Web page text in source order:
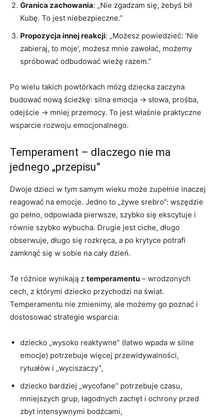
Granica zachowania: „Nie zgadzam się, żebyś bił
Kubę. To jest niebezpieczne.”
Propozycja innej reakcji: „Możesz powiedzieć: ‘Nie
zabieraj, to moje’, możesz mnie zawołać, możemy
spróbować odbudować wieżę razem.”
Po wielu takich powtórkach mózg dziecka zaczyna
budować nową ścieżkę: silna emocja → słowa, prośba,
odejście → mniej przemocy. To jest właśnie praktyczne
wsparcie rozwoju emocjonalnego.
Temperament – dlaczego nie ma
jednego „przepisu”
Dwoje dzieci w tym samym wieku może zupełnie inaczej
reagować na emocje. Jedno to „żywe srebro”: wszędzie
go pełno, odpowiada pierwsze, szybko się ekscytuje i
równie szybko wybucha. Drugie jest ciche, długo
obserwuje, długo się rozkręca, a po krytyce potrafi
zamknąć się w sobie na cały dzień.
Te różnice wynikają z temperamentu – wrodzonych
cech, z którymi dziecko przychodzi na świat.
Temperamentu nie zmienimy, ale możemy go poznać i
dostosować strategie wsparcia:
dziecko „wysoko reaktywne” (łatwo wpada w silne
emocje) potrzebuje więcej przewidywalności,
rytuałów i „wyciszaczy”,
dziecko bardziej „wycofane” potrzebuje czasu,
mniejszych grup, łagodnych zachęt i ochrony przed
zbyt intensywnymi bodźcami,